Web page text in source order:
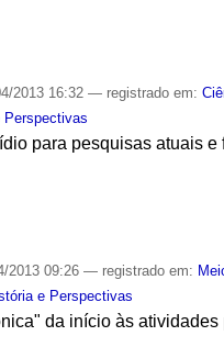
2013 16:32— registrado em:
Perspectivas
para pesquisas atuais e
2013 09:26— registrado em:
e Perspectivas
da início às